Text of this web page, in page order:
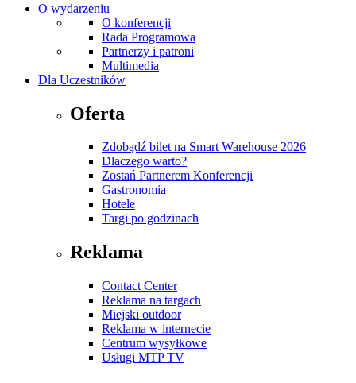
O wydarzeniu
O konferencji
Rada Programowa
Partnerzy i patroni
Multimedia
Dla Uczestników
Oferta
Zdobądź bilet na Smart Warehouse 2026
Dlaczego warto?
Zostań Partnerem Konferencji
Gastronomia
Hotele
Targi po godzinach
Reklama
Contact Center
Reklama na targach
Miejski outdoor
Reklama w internecie
Centrum wysyłkowe
Usługi MTP TV